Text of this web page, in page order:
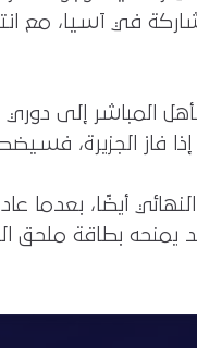
في آسيا، مع
المباشر إلى دوري
إذا فاز الجزيرة،
أيضًا، بعدما
يمنحه بطاقة ملحق